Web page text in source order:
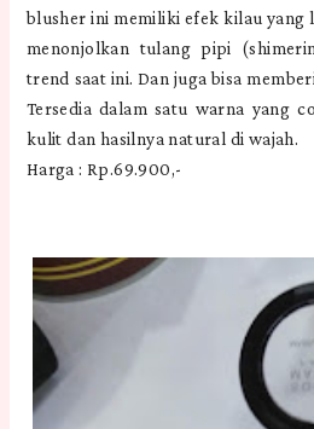
blusher ini memiliki efek kilau yang
menonjolkan tulang pipi
trend saat ini. Dan juga bisa
Tersedia dalam satu warna yang
kulit dan hasilnya natural di wajah.
Harga : Rp.69.900,-